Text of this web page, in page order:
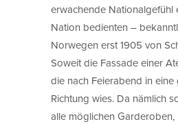
erwachende Nationalgefühl
Nation bedienten –
Norwegen erst 1905 von
Soweit die Fassade einer
die nach Feierabend in
Richtung wies. Da nämlich
alle möglichen